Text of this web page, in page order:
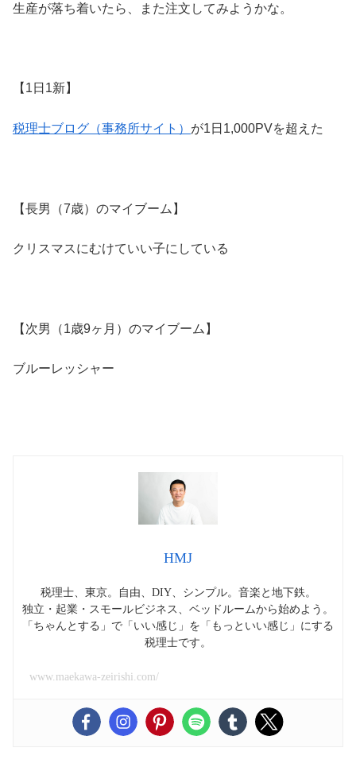
生産が落ち着いたら、また注文してみようかな。
【1日1新】
税理士ブログ（事務所サイト） が1日1,000PVを超えた
【長男（7歳）のマイブーム】
クリスマスにむけていい子にしている
【次男（1歳9ヶ月）のマイブーム】
ブルーレッシャー
HMJ
税理士、東京。自由、DIY、シンプル。音楽と地下鉄。
独立・起業・スモールビジネス、ベッドルームから始めよう。
「ちゃんとする」で「いい感じ」を「もっといい感じ」にする
税理士です。
www.maekawa-zeirishi.com/